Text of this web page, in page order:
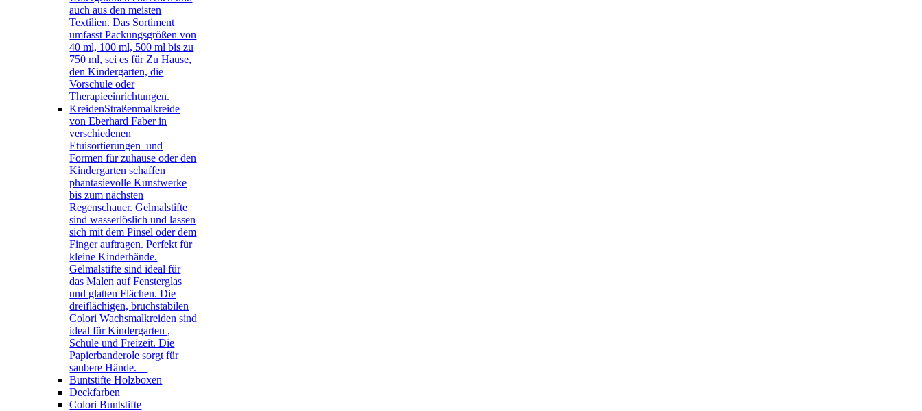
auch aus den meisten
Textilien. Das Sortiment
umfasst Packungsgrößen von
40 ml, 100 ml, 500 ml bis zu
750 ml, sei es für Zu Hause,
den Kindergarten, die
Vorschule oder
Therapieeinrichtungen.
KreidenStraßenmalkreide
von Eberhard Faber in
verschiedenen
Etuisortierungen und
Formen für zuhause oder den
Kindergarten schaffen
phantasievolle Kunstwerke
bis zum nächsten
Regenschauer. Gelmalstifte
sind wasserlöslich und lassen
sich mit dem Pinsel oder dem
Finger auftragen. Perfekt für
kleine Kinderhände.
Gelmalstifte sind ideal für
das Malen auf Fensterglas
und glatten Flächen. Die
dreiflächigen, bruchstabilen
Colori Wachsmalkreiden sind
ideal für Kindergarten ,
Schule und Freizeit. Die
Papierbanderole sorgt für
saubere Hände.
Buntstifte Holzboxen
Deckfarben
Colori Buntstifte